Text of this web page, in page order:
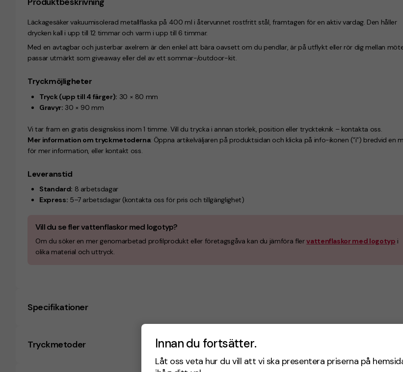
Innan du fortsätter.
Låt oss veta hur du vill att vi ska presentera priserna på
Läckagesäkervakuumisolerad metallflaska på 400 ml i återvunnet rostfritt stål, framtagen för en aktiv vardag. Den håller
drycken kall i upp till 12 timmaroch varm i upp till 6 timmar.
Med en avtagbar och justerbar axelrem är den enkel att bära oavsett om du pendlar, är på utflykt eller rör dig mellan
passar utmärkt som giveaway eller del av ett sommar-/outdoor-kit.
Tryckmöjligheter
Tryck (upp till 4 färger): 30 × 80 mm
Gravyr: 30 × 90 mm
Vi tar fram en gratis designskiss inom 1 timme. Vill du trycka i annan storlek, position eller tryckteknik – kontakta oss.
Mer information om tryckmetoderna: Öppna artikelväljaren på produktsidan och klicka på info-ikonen (”i”) bredvid en
för mer information, eller kontakt oss.
Leveranstid
Standard: 8 arbetsdagar
Express: 5–7 arbetsdagar (kontakta oss för pris och tillgänglighet)
Vill du se fler vattenflaskor med logotyp?
Om du söker en mer genomarbetad profilprodukt eller företagsgåva kan du jämföra flervattenflaskor med logotyp i
olika material och uttryck.
Specifikationer
Tryckmetoder